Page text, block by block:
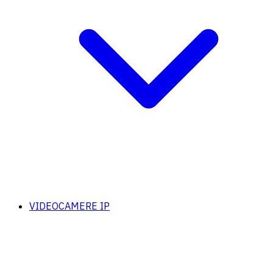
VIDEOCAMERE IP